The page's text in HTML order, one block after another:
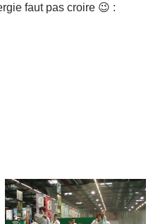
faut pas croire 😉 :